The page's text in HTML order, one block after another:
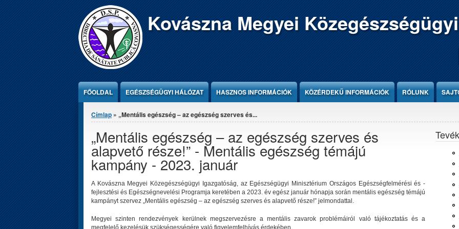
Kovászna Megyei
FŐOLDAL EGÉSZSÉGÜGYI HÁLÓZAT HASZNOS INFORMÁCIÓK KÖZÉRDEKŰ INFORMÁCIÓK RÓLUNK
Jelenlegi hely
Címlap » „Mentális egészség – az egészség szerves és...
„Mentális egészség – az egészség szerves és
alapvető része!” - Mentális egészség témájú
kampány - 2023. január
A Kovászna Megyei Közegészségügyi Igazgatóság, az Egészségügyi Minisztérium Országos Egészségfelmérési és -
fejlesztési és Egészségnevelési Programja keretében a 2023. év egész január hónapja során mentális egészség témájú
kampányt szervez „Mentális egészség – az egészség szerves és alapvető része!” jelmondattal.
Megyei szinten rendezvények kerülnek megszervezésre a mentális zavarok problémáiról való tájékoztatás és a
megfelelő kezelésük szükségességére való figyelemfelhívás érdekében.